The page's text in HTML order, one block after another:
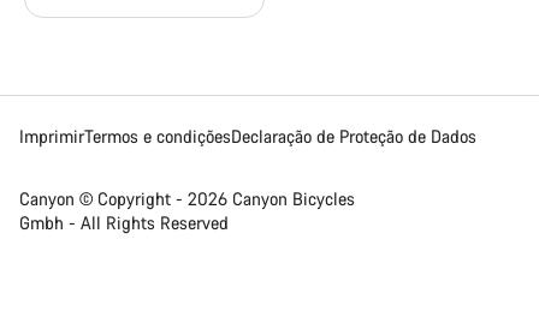
ImprimirTermos e condiçõesDeclaração de Proteção de Dados
Canyon © Copyright - 2026 Canyon Bicycles
Gmbh - All Rights Reserved
Iniciar Chat